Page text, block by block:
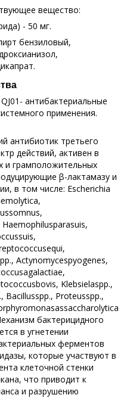
вещество:
- 50 мг.
бензиловый,
антибактериальные
применения.
антибиотик третьего
действий, активен в
и грамположительных
β-лактамазу и
в том числе: Escherichia
Actynomycespyogenes,
Klebsielaspp.,
Bacillusspp., Proteusspp.,
бактерицидного
в угнетении
ферментов
которые участвуют в
клеточной стенки
что приводит к
и разрушению